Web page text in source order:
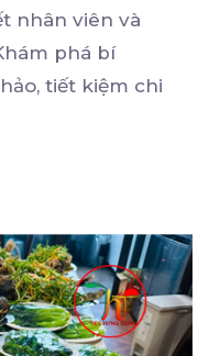
nhân viên và
phá bí
tiết kiệm chi